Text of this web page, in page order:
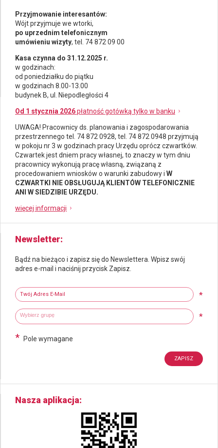
Przyjmowanie interesantów:
Wójt przyjmuje we wtorki,
po uprzednim telefonicznym
umówieniu wizyty, tel. 74 872 09 00
Kasa czynna do 31.12.2025 r.
w godzinach:
od poniedziałku do piątku
w godzinach 8.00-13.00
budynek B, ul. Niepodległości 4
Od 1 stycznia 2026płatność gotówką tylko w banku
UWAGA! Pracownicy ds. planowania i zagospodarowania
przestrzennego tel. 74 872 0928, tel. 74 872 0948 przyjmują
w pokoju nr 3 w godzinach pracy Urzędu oprócz czwartków.
Czwartek jest dniem pracy własnej, to znaczy w tym dniu
pracownicy wykonują pracę własną, związaną z
procedowaniem wniosków o warunki zabudowy i W
CZWARTKI NIE OBSŁUGUJĄ KLIENTÓW TELEFONICZNIE
ANI W SIEDZIBIE URZĘDU.
więcej informacji
Newsletter
Bądź na bieżąco i zapisz się do Newslettera. Wpisz swój
adres e-mail i naciśnij przycisk Zapisz.
Twój adres e-mail
*
Wybierz grupy tematyczne *
Wpisz wyszukiwaną fraze
* Pole wymagane
Nasza aplikacja